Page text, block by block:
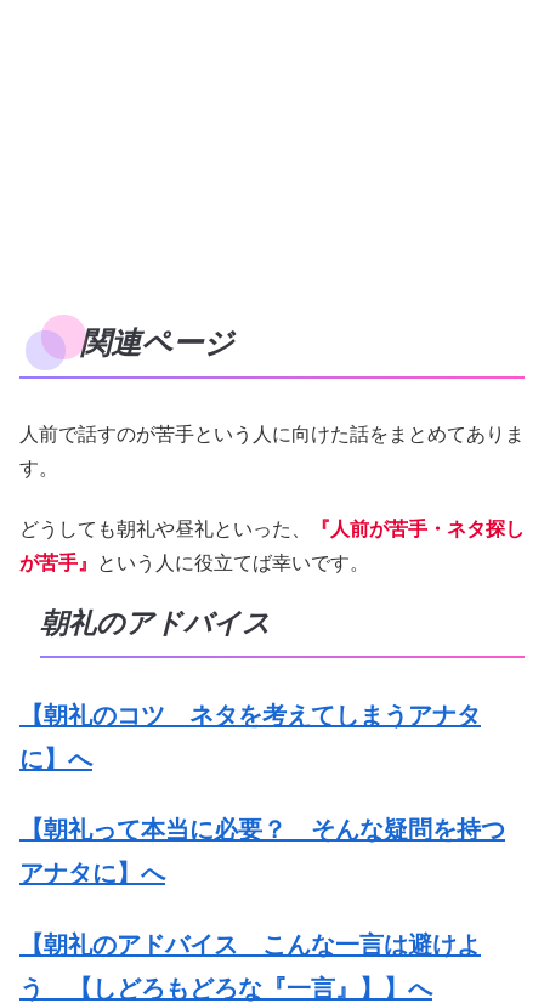
関連ページ
人前で話すのが苦手という人に向けた話をまとめてありま
す。
どうしても朝礼や昼礼といった、
『人前が苦手・ネタ探し
が苦手』
という人に役立てば幸いです。
朝礼のアドバイス
【朝礼のコツ ネタを考えてしまうアナタ
に】へ
【朝礼って本当に必要？ そんな疑問を持つ
アナタに】へ
【朝礼のアドバイス こんな一言は避けよ
う 【しどろもどろな『一言』】】へ